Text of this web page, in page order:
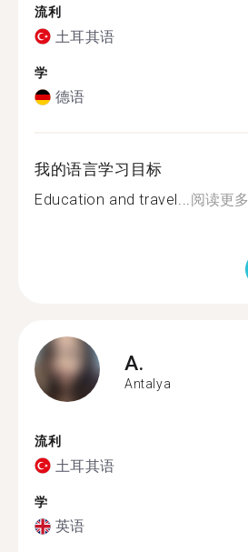
流利
土耳其语
学
德语
我的语言学习目标
Education and travel...阅读更多
A.
Antalya
流利
土耳其语
学
英语